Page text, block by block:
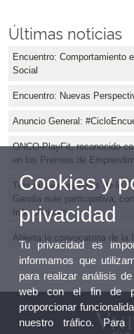
Últimas noticias
Encuentro: Comportamiento
Social
Encuentro: Nuevas
Anuncio General:
ONCO-PlayFit, reconocido
en los Premios de
Tres nuevos estudios de la
Gandia más participativa,
más eficiente
Abierta la convocatoria de la
Cookies y
privacidad
Tu privacidad es
informamos que
para realizar análisis
web con el fin de
proporcionar
nuestro tráfico.